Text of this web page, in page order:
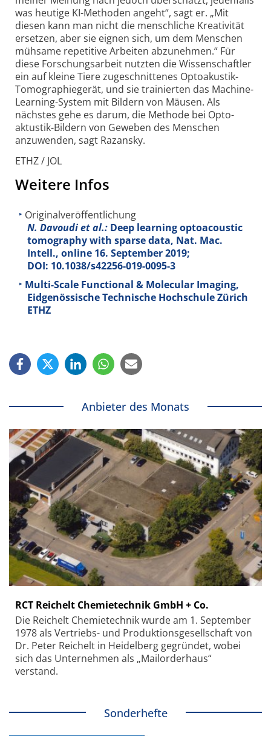
was heutige KI-Methoden angeht“, sagt er. „Mit
diesen kann man nicht die menschliche Kreativität
ersetzen, aber sie eignen sich, um dem Menschen
mühsame repetitive Arbeiten abzunehmen.“ Für
diese Forschungs­arbeit nutzten die Wissen­schaftler
ein auf kleine Tiere zuge­schnittenes Optoakustik-
Tomographie­gerät, und sie trainierten das Machine-
Learning-System mit Bildern von Mäusen. Als
nächstes gehe es darum, die Methode bei Opto­
aktustik-Bildern von Geweben des Menschen
anzuwenden, sagt Razansky.
ETHZ / JOL
Weitere Infos
Originalveröffentlichung
N. Davoudi et al.: Deep learning optoacoustic
tomography with sparse data, Nat. Mac.
Intell., online 16. September 2019;
DOI: 10.1038/s42256-019-0095-3
Multi-Scale Functional & Molecular Imaging,
Eidgenössische Technische Hochschule Zürich
ETHZ
Anbieter des Monats
RCT Reichelt Chemietechnik GmbH + Co.
Die Reichelt Chemietechnik wurde am 1. September
1978 als Vertriebs- und Produktionsgesellschaft von
Dr. Peter Reichelt in Heidelberg gegründet, wobei
sich das Unternehmen als „Mailorderhaus“
verstand.
Sonderhefte